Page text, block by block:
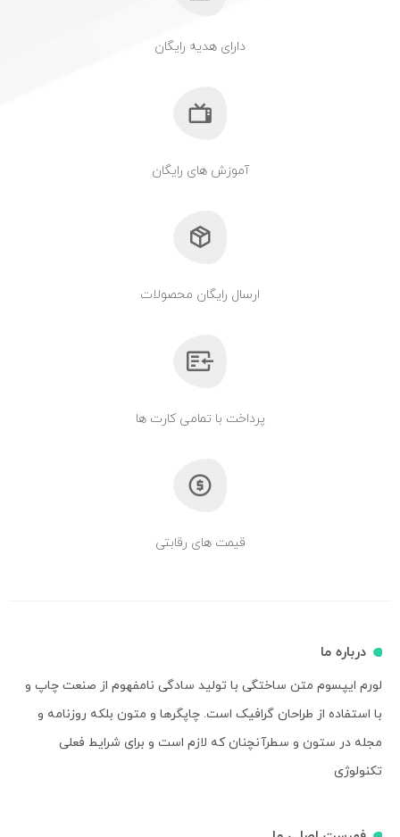
دارای هدیه رایگان
آموزش های رایگان
ارسال رایگان محصولات
پرداخت با تمامی کارت ها
قیمت های رقابتی
درباره ما
لورم ایپسوم متن ساختگی با تولید سادگی نامفهوم از صنعت چاپ و
با استفاده از طراحان گرافیک است. چاپگرها و متون بلکه روزنامه و
مجله در ستون و سطرآنچنان که لازم است و برای شرایط فعلی
تکنولوژی